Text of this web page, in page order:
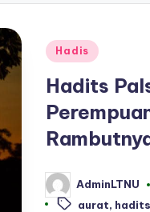
Posted
Hadis
Hadits
Posted
by
AdminLTNU
Tags:
aurat,